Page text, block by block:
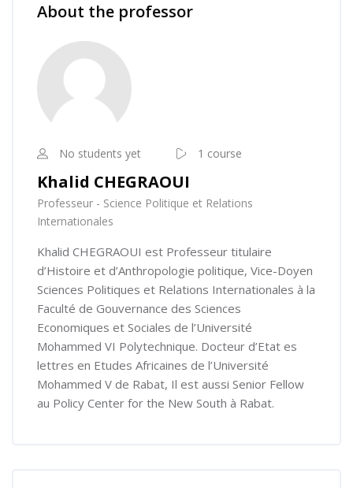
About the professor
No students yet 1 course
Khalid CHEGRAOUI
Professeur - Science Politique et Relations
Internationales
Khalid CHEGRAOUI est Professeur titulaire
d’Histoire et d’Anthropologie politique, Vice-Doyen
Sciences Politiques et Relations Internationales à la
Faculté de Gouvernance des Sciences
Economiques et Sociales de l’Université
Mohammed VI Polytechnique. Docteur d’Etat es
lettres en Etudes Africaines de l’Université
Mohammed V de Rabat, Il est aussi Senior Fellow
au Policy Center for the New South à Rabat.